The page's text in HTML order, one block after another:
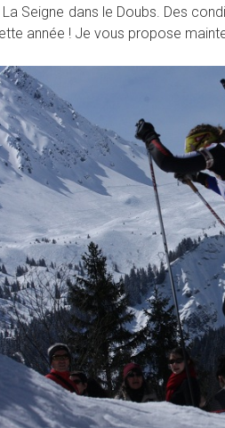
Seigne dans le Doubs. Des
année ! Je vous propose